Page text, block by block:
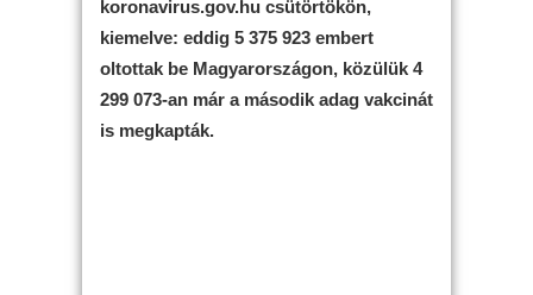
koronavirus.gov.hu csütörtökön,
kiemelve: eddig 5 375 923 embert
oltottak be Magyarországon, közülük 4
299 073-an már a második adag vakcinát
is megkapták.